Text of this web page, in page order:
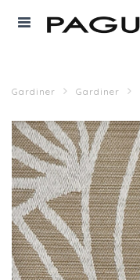
Gardiner Gardiner